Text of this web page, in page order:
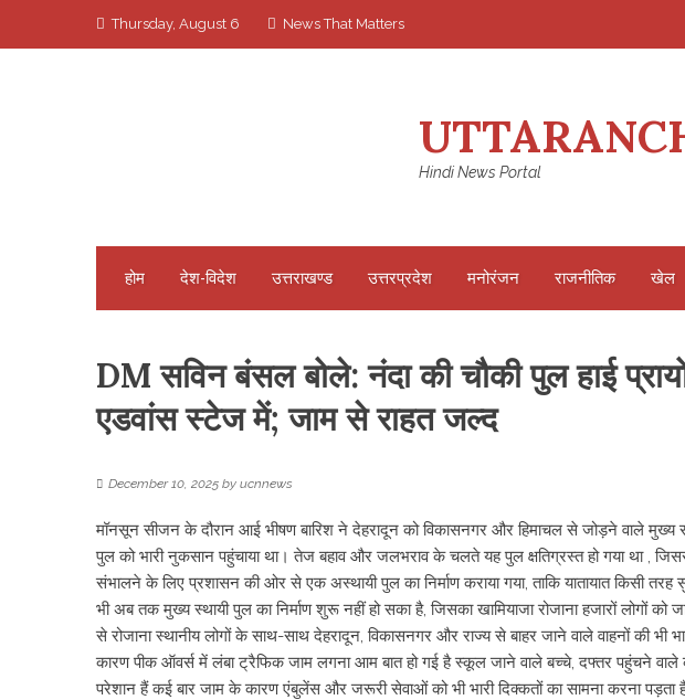
Thursday, August 6 News That Matters
Hindi News Portal
होम देश-विदेश उत्तराखण्ड उत्तरप्रदेश मनोरंजन राजनीतिक खेल
DM सविन बंसल बोले: नंदा की चौकी पुल हाई
एडवांस स्टेज में; जाम से राहत जल्द
December 10, 2025 by ucnnews
मॉनसून सीजन के दौरान आई भीषण बारिश ने देहरादून को विकासनगर और हिमाचल से जोड़ने वाले मुख्य
पुल को भारी नुकसान पहुंचाया था। तेज बहाव और जलभराव के चलते यह पुल क्षतिग्रस्त हो गया था , जिससे
संभालने के लिए प्रशासन की ओर से एक अस्थायी पुल का निर्माण कराया गया, ताकि यातायात किसी
भी अब तक मुख्य स्थायी पुल का निर्माण शुरू नहीं हो सका है, जिसका खामियाजा रोजाना हजारों लोगों
से रोजाना स्थानीय लोगों के साथ-साथ देहरादून, विकासनगर और राज्य से बाहर जाने वाले वाहनों की भी
कारण पीक ऑवर्स में लंबा ट्रैफिक जाम लगना आम बात हो गई है स्कूल जाने वाले बच्चे, दफ्तर पहुंचने वाले
परेशान हैं कई बार जाम के कारण एंबुलेंस और जरूरी सेवाओं को भी भारी दिक्कतों का सामना करना पड़ता